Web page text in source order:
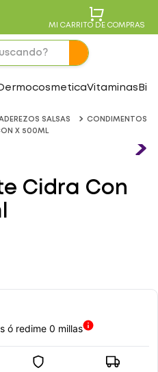
MI CARRITO DE COMPRAS
Vitaminas
SALSAS
CONDIMENTOS
X 500ML
Cidra Con
ó redime 0 millas